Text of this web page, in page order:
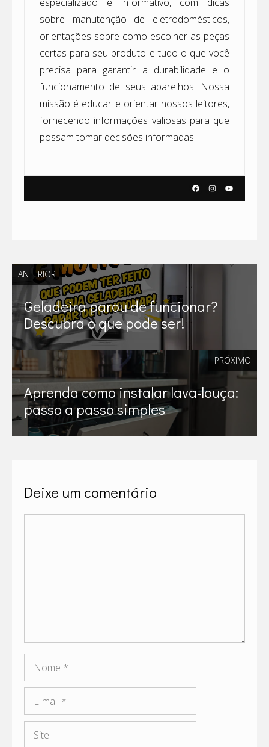
sobre manutenção de eletrodomésticos,
orientações sobre como escolher as peças
certas para seu produto e tudo o que você
precisa para garantir a durabilidade e o
funcionamento de seus aparelhos. Nossa
missão é educar e orientar nossos leitores,
fornecendo informações valiosas para que
possam tomar decisões informadas.
ANTERIOR
Geladeira parou de funcionar?
Descubra o que pode ser!
PRÓXIMO
Aprenda como instalar lava-louça:
passo a passo simples
Deixe um comentário
Nome
mail
Site